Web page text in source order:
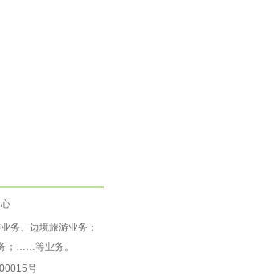
务、边境旅游业务；
；……等业务。
号